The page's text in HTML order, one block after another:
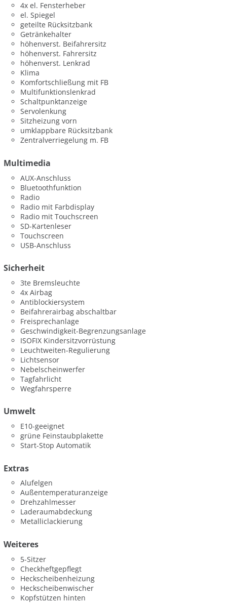
4x el. Fensterheber
el. Spiegel
geteilte Rücksitzbank
Getränkehalter
höhenverst. Beifahrersitz
höhenverst. Fahrersitz
höhenverst. Lenkrad
Klima
Komfortschließung mit FB
Multifunktionslenkrad
Schaltpunktanzeige
Servolenkung
Sitzheizung vorn
umklappbare Rücksitzbank
Zentralverriegelung m. FB
Multimedia
AUX-Anschluss
Bluetoothfunktion
Radio
Radio mit Farbdisplay
Radio mit Touchscreen
SD-Kartenleser
Touchscreen
USB-Anschluss
Sicherheit
3te Bremsleuchte
4x Airbag
Antiblockiersystem
Beifahrerairbag abschaltbar
Freisprechanlage
Geschwindigkeit-Begrenzungsanlage
ISOFIX Kindersitzvorrüstung
Leuchtweiten-Regulierung
Lichtsensor
Nebelscheinwerfer
Tagfahrlicht
Wegfahrsperre
Umwelt
E10-geeignet
grüne Feinstaubplakette
Start-Stop Automatik
Extras
Alufelgen
Außentemperaturanzeige
Drehzahlmesser
Laderaumabdeckung
Metalliclackierung
Weiteres
5-Sitzer
Checkheftgepflegt
Heckscheibenheizung
Heckscheibenwischer
Kopfstützen hinten